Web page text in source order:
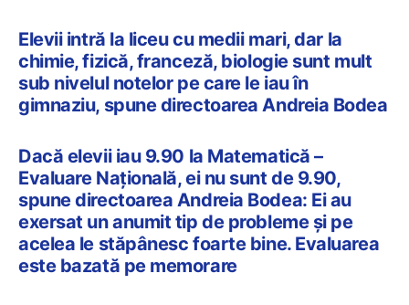
Elevii intră la liceu cu medii mari, dar la
chimie, fizică, franceză, biologie sunt mult
sub nivelul notelor pe care le iau în
gimnaziu, spune directoarea Andreia Bodea
Dacă elevii iau 9.90 la Matematică –
Evaluare Națională, ei nu sunt de 9.90,
spune directoarea Andreia Bodea: Ei au
exersat un anumit tip de probleme și pe
acelea le stăpânesc foarte bine. Evaluarea
este bazată pe memorare